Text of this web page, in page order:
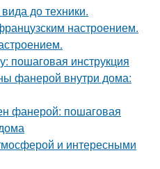
до техники.
настроением.
пошаговая инструкция
фанерой внутри дома:
фанерой: пошаговая
и интересными